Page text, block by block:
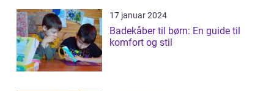
17 januar 2024
Badekåber til børn: En guide til
komfort og stil